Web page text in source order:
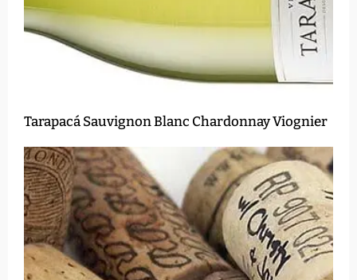
Tarapacá Sauvignon Blanc Chardonnay Viognier